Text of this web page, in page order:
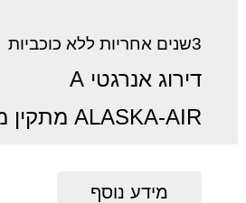
3שנים אחריות ללא כוכביות
דירוג אנרגטי A
ALASKA-AIR מתקין מורשה של מזגני מיצובישי
מידע נוסף